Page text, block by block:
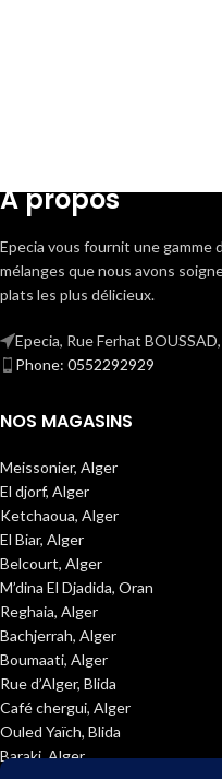
A propos
Epecia vous fournit une gamme
mélanges que nous avons
plats les plus délicieux.
Epecia, Rue Ferhat
Phone: 0552292929
NOS MAGASINS
Meissonier, Alger
El djorf, Alger
Ketchaoua, Alger
El Biar, Alger
Belcourt, Alger
M’dina El Djadida, Oran
Reghaia, Alger
Bachjerrah, Alger
Boumaati, Alger
Rue d’Alger, Blida
Café chergui, Alger
Ouled Yaïch, Blida
Baraki, Alger